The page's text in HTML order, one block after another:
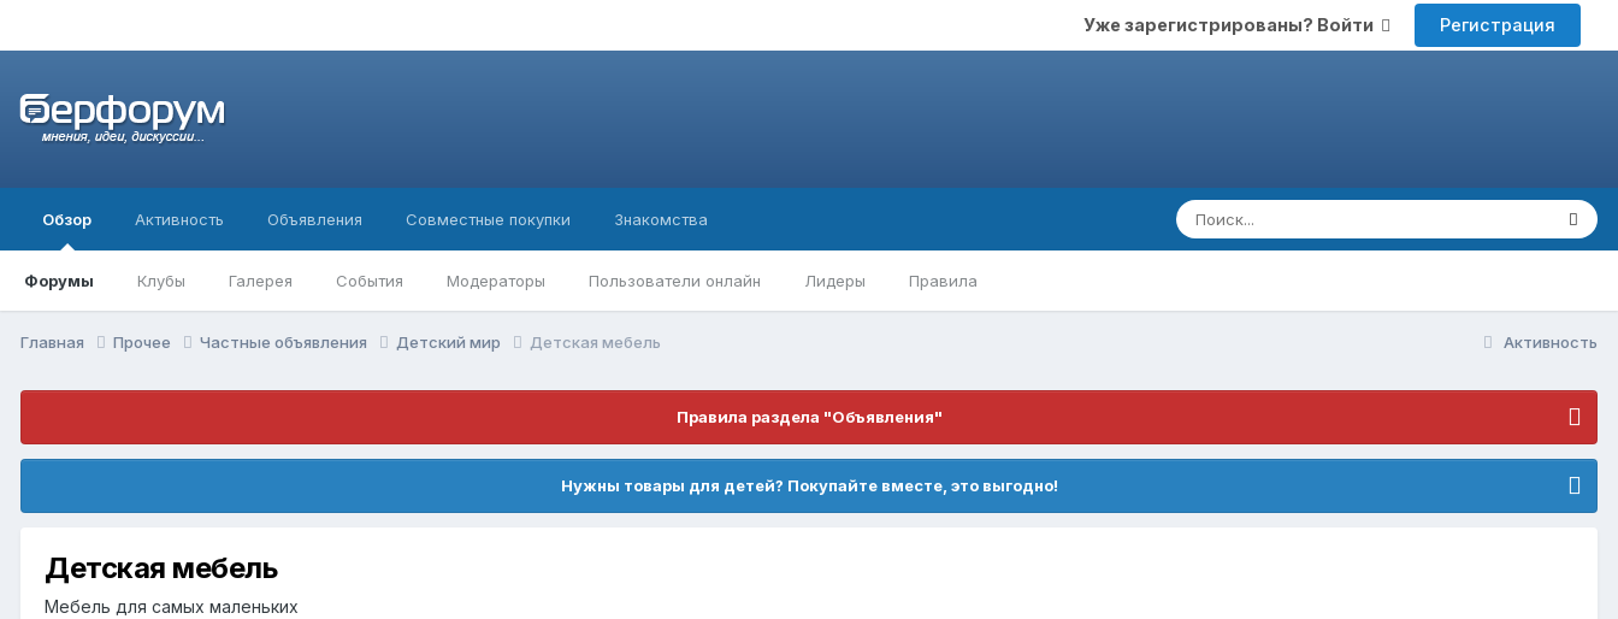
Уже зарегистрированы? Войти Регистрация
Обзор
Форумы Клубы Галерея События Модераторы Пользователи онлайн Лидеры Правила
Активность Объявления Совместные покупки Знакомства
Активность
Главная Прочее Частные объявления Детский мир Детская мебель
Правила раздела "Объявления"
Нужны товары для детей? Покупайте вместе, это выгодно!
Детская мебель
Мебель для самых маленьких